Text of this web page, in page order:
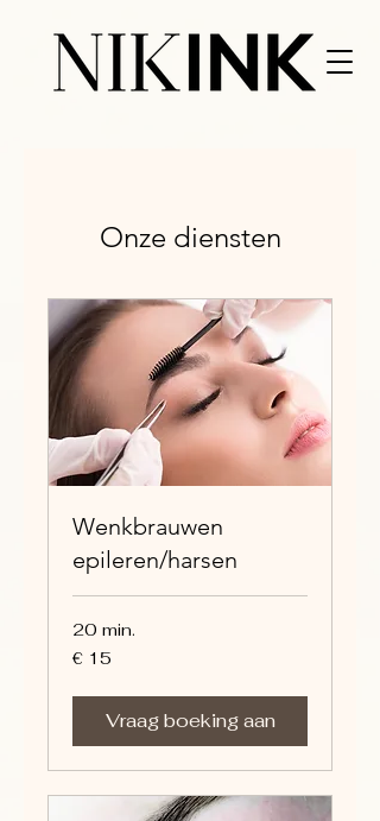
Onze diensten
Wenkbrauwen
epileren/harsen
20 min.
15
euro
€ 15
Vraag boeking aan